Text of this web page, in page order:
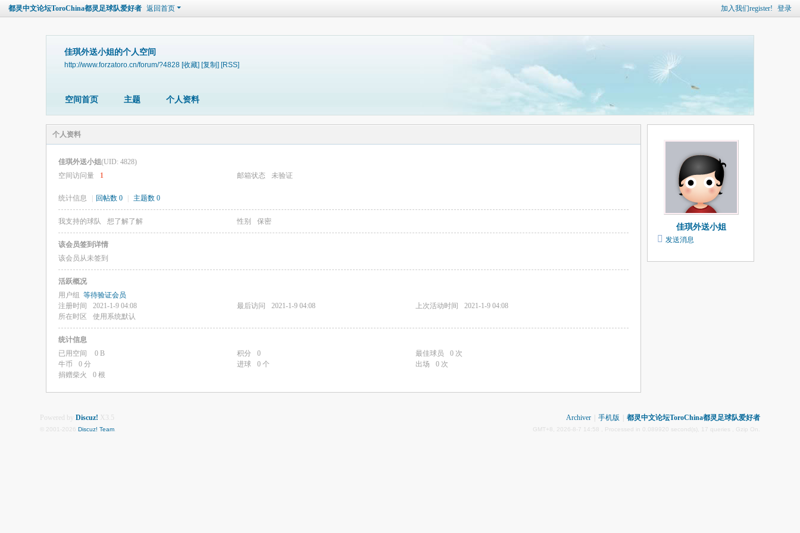
加入我们register! 登录
都灵中文论坛ToroChina都灵足球队爱好者 返回首页
佳琪外送小姐的个人空间
http://www.forzatoro.cn/forum/?4828 [收藏] [复制] [RSS]
空间首页 主题 个人资料
个人资料
佳琪外送小姐(UID: 4828)
空间访问量
1 邮箱状态 未验证
统计信息 回帖数 0 主题数 0
我支持的球队 想了解了解 性别 保密
该会员签到详情
该会员从未签到
活跃概况
用户组 等待验证会员
注册时间
2021-1-9 04:08 最后访问 2021-1-9 04:08 上次活动时间
2021-1-9 04:08
所在时区
使用系统默认
统计信息
已用空间
0 B 积分 0 最佳球员
0 次
牛币
0 分 进球 0 个 出场
0 次
捐赠柴火
0 根
佳琪外送小姐
发送消息
Archiver 手机版 都灵中文论坛ToroChina都灵足球队爱好者
GMT+8, 2026-8-7 14:58 , Processed in 0.089920 second(s), 17 queries , Gzip On.
Powered by Discuz! X3.5
© 2001-2026 Discuz! Team